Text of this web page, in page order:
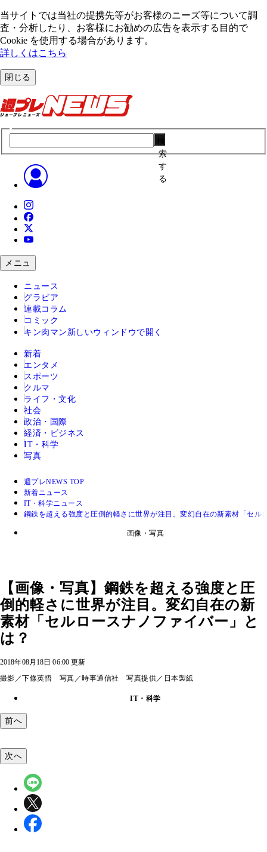
当サイトでは当社の提携先等がお客様のニーズ等について調
査・分析したり、お客様にお勧めの広告を表⽰する⽬的で
Cookie を使⽤する場合があります。
詳しくはこちら
閉じる
索
す
る
メニュ
ニュース
グラビア
連載コラム
コミック
キン肉マン 新しいウィンドウで開く
新着
エンタメ
スポーツ
クルマ
ライフ・文化
社会
政治・国際
経済・ビジネス
IT・科学
写真
週プレNEWS TOP
新着ニュース
IT・科学ニュース
鋼鉄を超える強度と圧倒的軽さに世界が注目。変幻自在の新素材「セル
画像・写真
【画像・写真】鋼鉄を超える強度と圧
倒的軽さに世界が注目。変幻自在の新
素材「セルロースナノファイバー」と
は？
2018年08月18日 06:00 更新
撮影／下條英悟 写真／時事通信社 写真提供／日本製紙
IT・科学
前へ
次へ